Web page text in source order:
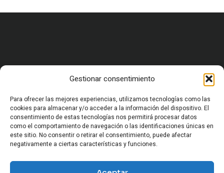
Gestionar consentimiento
Para ofrecer las mejores experiencias, utilizamos tecnologías como las
cookies para almacenar y/o acceder a la información del dispositivo. El
consentimiento de estas tecnologías nos permitirá procesar datos
como el comportamiento de navegación o las identificaciones únicas en
este sitio. No consentir o retirar el consentimiento, puede afectar
negativamente a ciertas características y funciones.
CARRERA MILITAR Y FORMACIÓN
VIDA MILITAR EN ESPAÑA
EQUIPAMIENTO Y SUPERVIVENCIA
OCIO Y CULTURA MILITAR
HISTORIA MILITAR
CURIOSIDADES Y ANÉCDOTAS MILITARES